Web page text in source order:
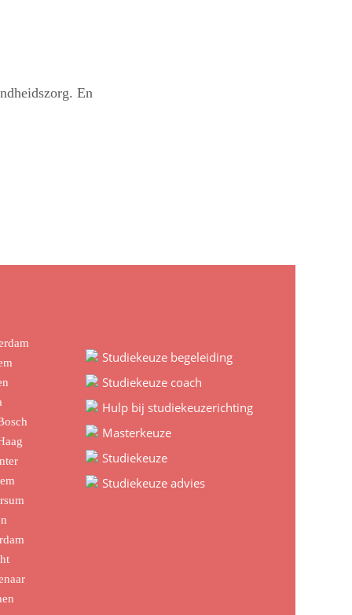
En
Studiekeuze begeleiding
Studiekeuze coach
Hulp bij studiekeuzerichting
Masterkeuze
Studiekeuze
Studiekeuze advies